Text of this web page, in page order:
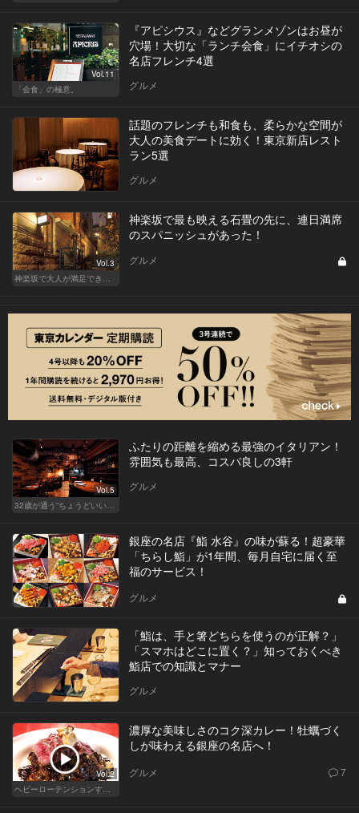
Vol.11
「会食」の極意。
『アピシウス』などグランメゾンはお昼が
穴場！大切な「ランチ会食」にイチオシの
名店フレンチ4選
グルメ
話題のフレンチも和食も、柔らかな空間が
大人の美食デートに効く！東京新店レスト
ラン5選
グルメ
Vol.3
神楽坂で最も映える石畳の先に、連日満席
のスパニッシュがあった！
グルメ
Vol.5
32歳が通う“ちょうどいい”価格の店
ふたりの距離を縮める最強のイタリアン！
雰囲気も最高、コスパ良しの3軒
グルメ
銀座の名店『鮨 水谷』の味が蘇る！超豪華
「ちらし鮨」が1年間、毎月自宅に届く至
福のサービス！
グルメ
「鮨は、手と箸どちらを使うのが正解？」
「スマホはどこに置く？」知っておくべき
鮨店での知識とマナー
グルメ
Vol.2
ヘビーローテンションするカレー
濃厚な美味しさのコク深カレー！牡蠣づく
しが味わえる銀座の名店へ！
グルメ 7